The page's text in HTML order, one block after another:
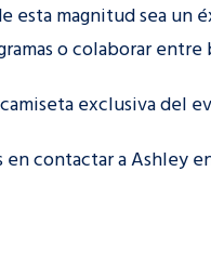
magnitud sea un
o colaborar entre
exclusiva del
en contactar a Ashley